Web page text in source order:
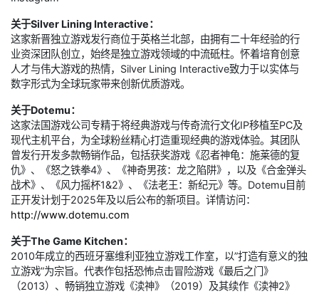
关于Silver Lining Interactive：
这家新晋独立游戏发行商位于英格兰北部，由拥有二十年经验的行
业资深团队创立，始终是独立游戏领域的中流砥柱。怀着培育创意
人才与伟大游戏的热情，Silver Lining Interactive致力于以实体与
数字形式为全球玩家带来创新优质游戏。
关于Dotemu：
这家法国游戏公司专精于将经典游戏与传奇流行文化IP移植至PC及
现代主机平台，为全球粉丝精心打造重现经典的游戏体验。其团队
曾发行开发多款畅销作品，包括获奖游戏《忍者神龟：施莱德的复
仇》、《怒之铁拳4》、《神奇男孩：龙之陷阱》，以及《合金弹头
战术》、《风力摇杯1&2》、《法老王：新纪元》等。Dotemu目前
正开发计划于2025年及以后公布的新项目。详情访问：
http://www.dotemu.com
关于The Game Kitchen：
2010年成立的西班牙塞维利亚独立游戏工作室，以”打造有意义的独
立游戏”为宗旨。代表作包括恐怖点击冒险游戏《最后之门》
（2013）、畅销独立游戏《渎神》（2019）及其续作《渎神2》